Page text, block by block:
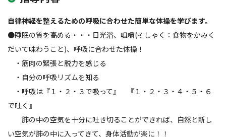
自律神経を整えるための呼吸に合わせた簡単な体操を学びます。
●睡眠の質を高める・・・日光浴、咀嚼(そしゃく：食物をかみく
だいて味わうこと)、呼吸に合わせた体操！
・筋肉の緊張と脱力を感じる
・自分の呼吸リズムを知る
・呼吸は『１・２・３で吸って』 『１・２・３・４・５・６
で吐く』
肺の中の空気を十分に吐き切ることができれば、自然と新し
い空気が肺の中に入ってきて、身体活動が楽に！！